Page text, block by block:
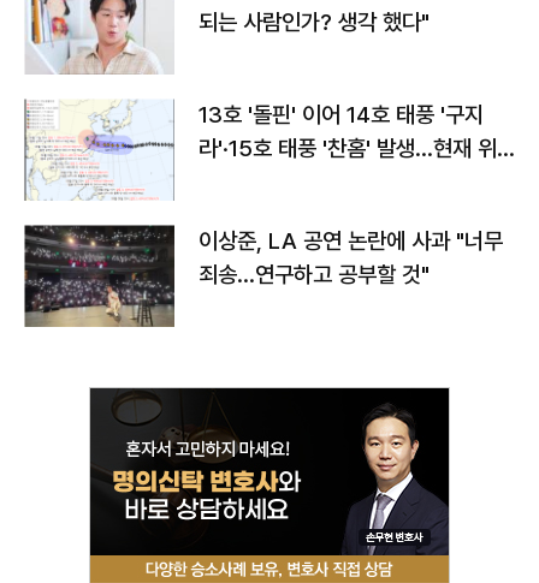
되는 사람인가? 생각 했다"
13호 '돌핀' 이어 14호 태풍 '구지
라'·15호 태풍 '찬홈' 발생…현재 위
이상준, LA 공연 논란에 사과 "너무
죄송…연구하고 공부할 것"